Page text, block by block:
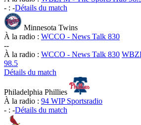
- : -Détails du match
Minnesota Twins
À la radio : WCCO - News Talk 830
--
À la radio : WCCO - News Talk 830
98.5
Détails du match
Philadelphia Phillies
À la radio : 94 WIP Sportsradio
- : -Détails du match